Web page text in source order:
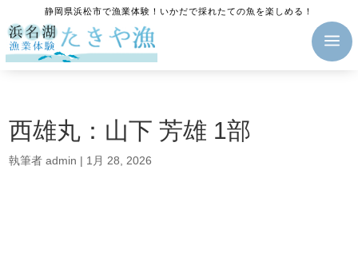
静岡県浜松市で漁業体験！いかだで採れたての魚を楽しめる！
a
西雄丸：山下 芳雄 1部
執筆者admin | 1月 28, 2026